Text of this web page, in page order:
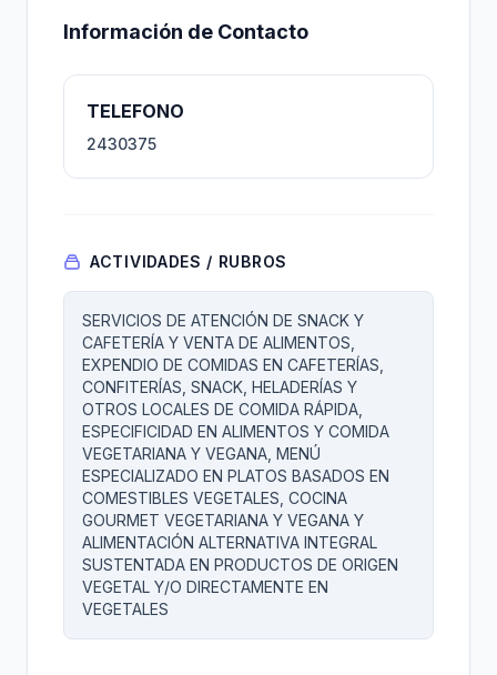
Información de Contacto
TELEFONO
2430375
ACTIVIDADES / RUBROS
SERVICIOS DE ATENCIÓN DE SNACK Y
CAFETERÍA Y VENTA DE ALIMENTOS,
EXPENDIO DE COMIDAS EN CAFETERÍAS,
CONFITERÍAS, SNACK, HELADERÍAS Y
OTROS LOCALES DE COMIDA RÁPIDA,
ESPECIFICIDAD EN ALIMENTOS Y COMIDA
VEGETARIANA Y VEGANA, MENÚ
ESPECIALIZADO EN PLATOS BASADOS EN
COMESTIBLES VEGETALES, COCINA
GOURMET VEGETARIANA Y VEGANA Y
ALIMENTACIÓN ALTERNATIVA INTEGRAL
SUSTENTADA EN PRODUCTOS DE ORIGEN
VEGETAL Y/O DIRECTAMENTE EN
VEGETALES